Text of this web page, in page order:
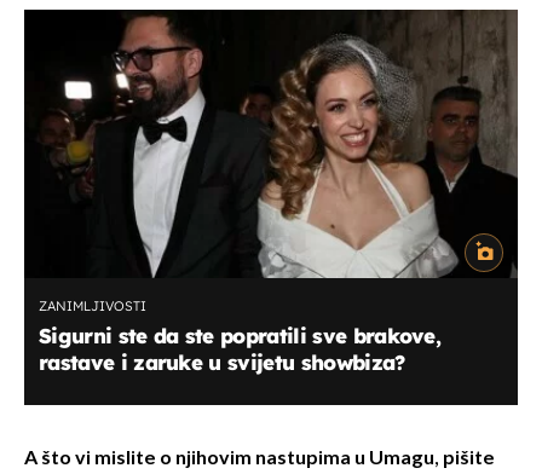
ZANIMLJIVOSTI
Sigurni ste da ste popratili sve brakove,
rastave i zaruke u svijetu showbiza?
A što vi mislite o njihovim nastupima u Umagu, pišite